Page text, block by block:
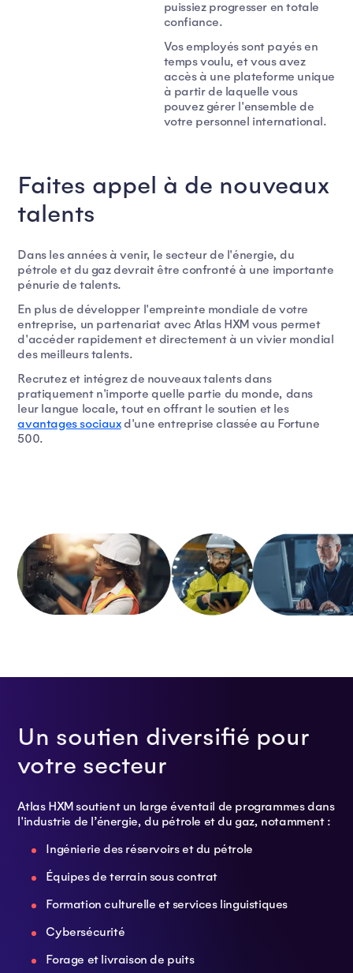
puissiez progresser en totale
confiance.
Vos employés sont payés en
temps voulu, et vous avez
accès à une plateforme unique
à partir de laquelle vous
pouvez gérer l'ensemble de
votre personnel international.
Faites appel à de nouveaux
talents
Dans les années à venir, le secteur de l'énergie, du
pétrole et du gaz devrait être confronté à une importante
pénurie de talents.
En plus de développer l'empreinte mondiale de votre
entreprise, un partenariat avec Atlas HXM vous permet
d'accéder rapidement et directement à un vivier mondial
des meilleurs talents.
Recrutez et intégrez de nouveaux talents dans
pratiquement n'importe quelle partie du monde, dans
leur langue locale, tout en offrant le soutien et les
avantages sociauxd'une entreprise classée au Fortune
500.
Un soutien diversifié pour
votre secteur
Atlas HXM soutient un large éventail de programmes dans
l'industrie de l’énergie, du pétrole et du gaz, notamment :
Ingénierie des réservoirs et du pétrole
Équipes de terrain sous contrat
Formation culturelle et services linguistiques
Cybersécurité
Forage et livraison de puits